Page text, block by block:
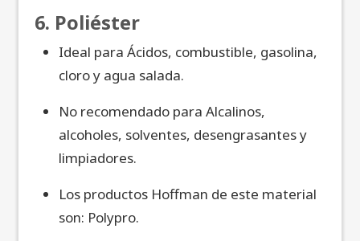
6. Poliéster
Ideal para Ácidos, combustible, gasolina,
cloro y agua salada.
No recomendado para Alcalinos,
alcoholes, solventes, desengrasantes y
limpiadores.
Los productos Hoffman de este material
son: Polypro.